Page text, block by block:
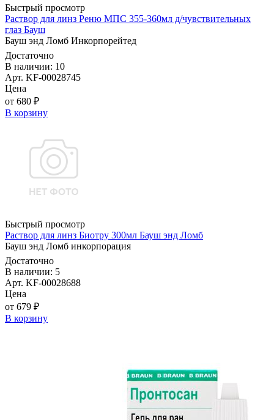
Быстрый просмотр
Раствор для линз Реню МПС 355-360мл д/чувствительных
глаз Бауш
Бауш энд Ломб Инкорпорейтед
Достаточно
В наличии: 10
Арт. KF-00028745
Цена
от 680 ₽
В корзину
Быстрый просмотр
Раствор для линз Биотру 300мл Бауш энд Ломб
Бауш энд Ломб инкорпорация
Достаточно
В наличии: 5
Арт. KF-00028688
Цена
от 679 ₽
В корзину